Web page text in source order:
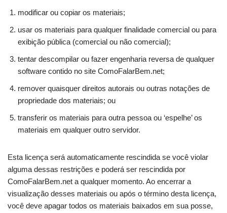
modificar ou copiar os materiais;
usar os materiais para qualquer finalidade comercial ou para
exibição pública (comercial ou não comercial);
tentar descompilar ou fazer engenharia reversa de qualquer
software contido no site ComoFalarBem.net;
remover quaisquer direitos autorais ou outras notações de
propriedade dos materiais; ou
transferir os materiais para outra pessoa ou ‘espelhe’ os
materiais em qualquer outro servidor.
Esta licença será automaticamente rescindida se você violar
alguma dessas restrições e poderá ser rescindida por
ComoFalarBem.net a qualquer momento. Ao encerrar a
visualização desses materiais ou após o término desta licença,
você deve apagar todos os materiais baixados em sua posse,